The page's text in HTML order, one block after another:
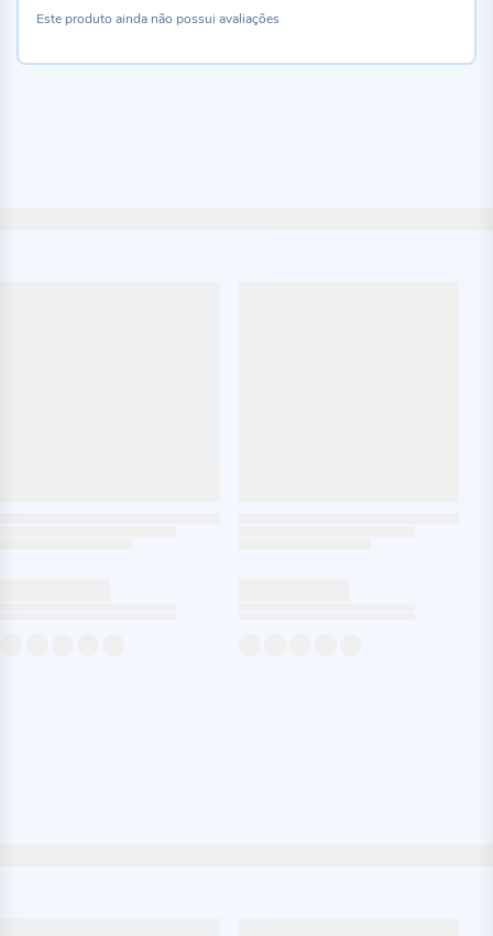
Este produto ainda não possui avaliações